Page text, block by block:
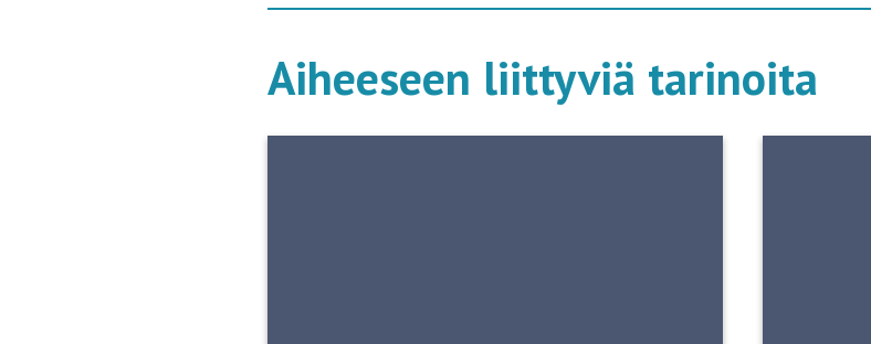
Aiheeseen liittyviä tarinoita